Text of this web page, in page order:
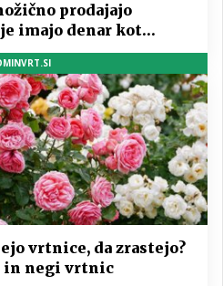
prodajajo
imajo denar kot
vrtnice, da zrastejo?
in negi vrtnic